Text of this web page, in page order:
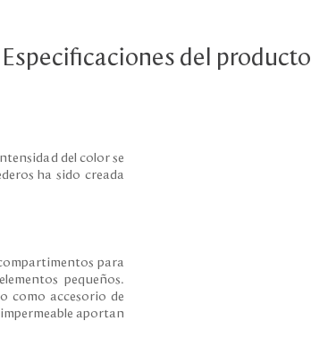
Especificaciones del producto
del color se
ha sido creada
para
pequeños.
como accesorio de
aportan